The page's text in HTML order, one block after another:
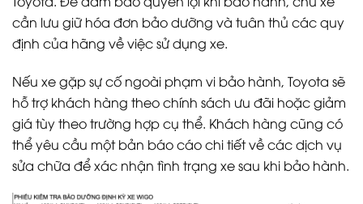
cần lưu giữ hóa đơn bảo dưỡng và tuân thủ các quy
định của hãng về việc sử dụng xe.
Nếu xe gặp sự cố ngoài phạm vi bảo hành, Toyota sẽ
hỗ trợ khách hàng theo chính sách ưu đãi hoặc giảm
giá tùy theo trường hợp cụ thể. Khách hàng cũng có
thể yêu cầu một bản báo cáo chi tiết về các dịch vụ
sửa chữa để xác nhận tình trạng xe sau khi bảo hành.